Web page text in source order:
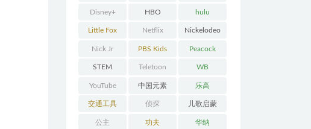
Network
Disney+ HBO hulu
Little Fox Netflix Nickelodeo
n
Nick Jr PBS Kids Peacock
STEM Teletoon WB
YouTube 中国元素 乐高
交通工具 侦探 儿歌启蒙
公主 功夫 华纳